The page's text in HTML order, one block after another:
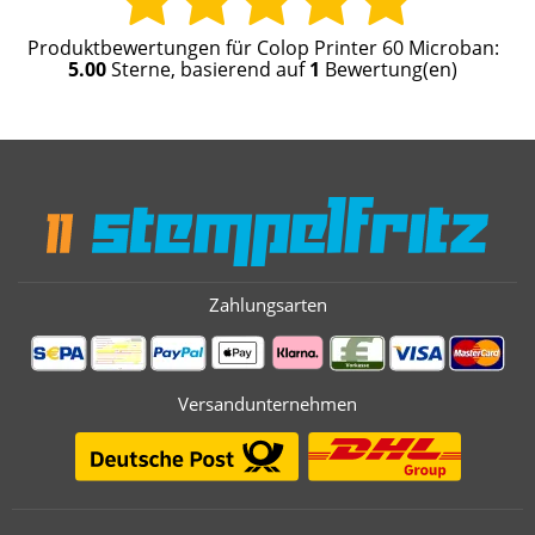
Produktbewertungen für Colop Printer 60 Microban:
5.00Sterne, basierend auf1 Bewertung(en)
Zahlungsarten
Versandunternehmen